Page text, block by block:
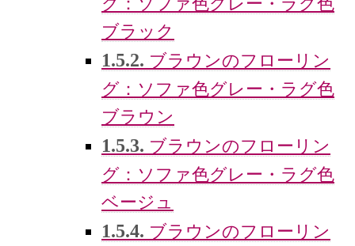
ブラック
1.5.2. ブラウンのフローリン
グ：ソファ色グレー・ラグ色
ブラウン
1.5.3. ブラウンのフローリン
グ：ソファ色グレー・ラグ色
ベージュ
1.5.4. ブラウンのフローリン